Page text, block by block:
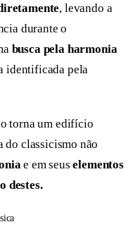
, levando a
durante o
busca pela harmonia
identificada pela
torna um edifício
do classicismo não
e em seuselementos
destes.